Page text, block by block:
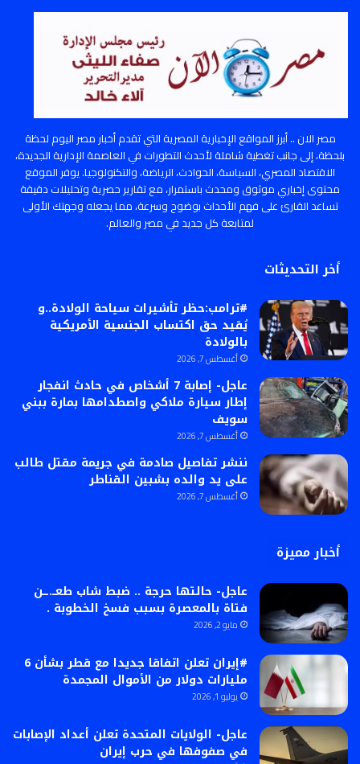
مصر الان .. أبرز المواقع الإخبارية المصرية التي تقدم أخبار مصر اليوم لحظة
بلحظة، إلى جانب تغطية شاملة لأحدث التطورات في العاصمة الإدارية الجديدة،
الاقتصاد المصري، السياسة، الحوادث، الرياضة، والتكنولوجيا. يوفر الموقع
محتوى إخباري موثوق ومحدث باستمرار، مع تقارير حصرية وتحليلات دقيقة
تساعد القارئ على فهم الأحداث بوضوح وسرعة، مما يجعله وجهتك الأولى
لمتابعة كل جديد في مصر والعالم.
أخر التحديثات
#ترامب:حظر تأشيرات سياحة الولادة..و
يُقيد حق اكتساب الجنسية الأمريكية
بالولادة
أغسطس 7, 2026
عاجل- إصابة 7 أشخاص في حادث انفجار
إطار سيارة ملاكي واصطدامها بمارة ببني
سويف
أغسطس 7, 2026
ننشر تفاصيل صادمة في جريمة مقتل طالب
على يد والده بشبين القناطر
أغسطس 7, 2026
أخبار مميزة
عاجل- حالتها حرجة .. ضبط شاب طعــ.ــن
فتاة بالمعصرة بسبب فسخ الخطوبة .
مايو 2, 2026
#إيران تعلن اتفاقا جديدا مع قطر بشأن 6
مليارات دولار من الأموال المجمدة
يوليو 1, 2026
عاجل- الولايات المتحدة تعلن أعداد الإصابات
في صفوفها في حرب إيران